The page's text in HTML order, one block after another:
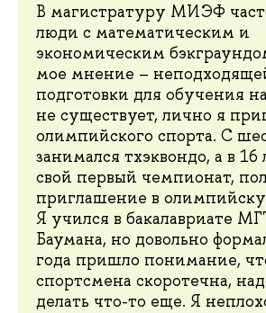
В магистратуру МИЭФ
люди с математическим и
экономическим
мое мнение –
подготовки для обучения
не существует, лично я
олимпийского спорта. С
занимался тхэквондо, а в 16
свой первый чемпионат,
приглашение в
Я учился в бакалавриате
Баумана, но довольно
года пришло понимание,
спортсмена скоротечна,
делать что-то еще. Я